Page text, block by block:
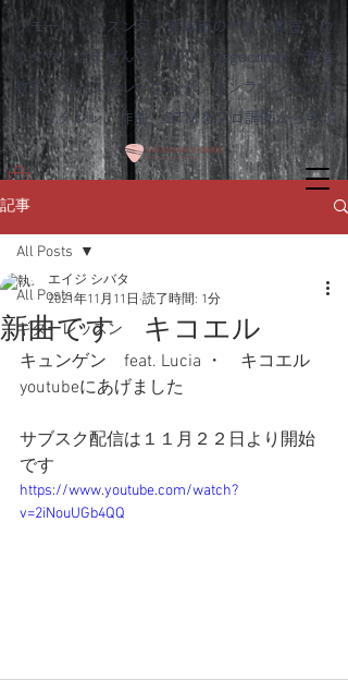
リモートレッスン可！熊本市のギター教室 ゆ
めタウンはませんすぐ近く｜Dagocomfy 音楽
教室 ボイストレーニング オンラインレッス
ン、ウクレレ、作曲、DTMをプロ講師から学ぶ
記事
All Posts
ギターレッスン
All Posts
新曲です キコエル
エイジ シバタ
2021年11月11日 読了時間: 1分
キュンゲン　feat. Lucia ・　キコエル
youtubeにあげました
サブスク配信は１１月２２日より開始
です
https://www.youtube.com/watch?
v=2iNouUGb4QQ